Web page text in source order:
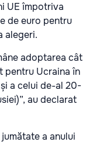
UE împotriva
de euro pentru
alegeri.
adoptarea cât
pentru Ucraina în
a celui de-al 20-
au declarat
a anului